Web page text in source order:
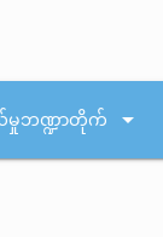
ဘဏ္ဍာတိုက် arrow_drop_down